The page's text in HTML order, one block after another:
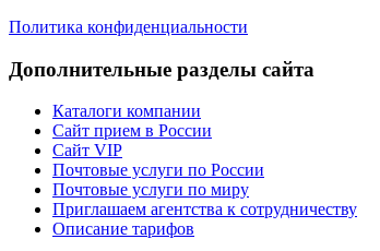
Политика конфиденциальности
Дополнительные разделы сайта
Каталоги компании
Сайт прием в России
Сайт VIP
Почтовые услуги по России
Почтовые услуги по миру
Приглашаем агентства к сотрудничеству
Описание тарифов